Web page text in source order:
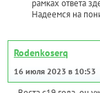
рамках ответа
Надеемся на
Rodenkoserq
16 июля 2023 в 10:53